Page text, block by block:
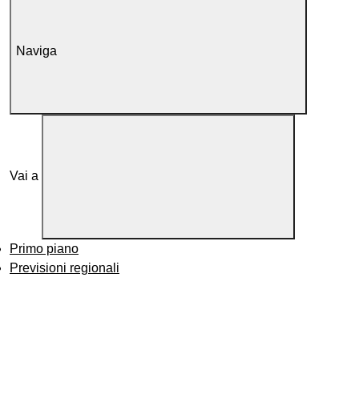
Naviga
Vai a
Primo piano
Previsioni regionali